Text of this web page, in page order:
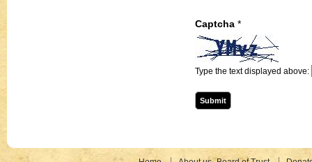
Captcha *
Type the text displayed above: